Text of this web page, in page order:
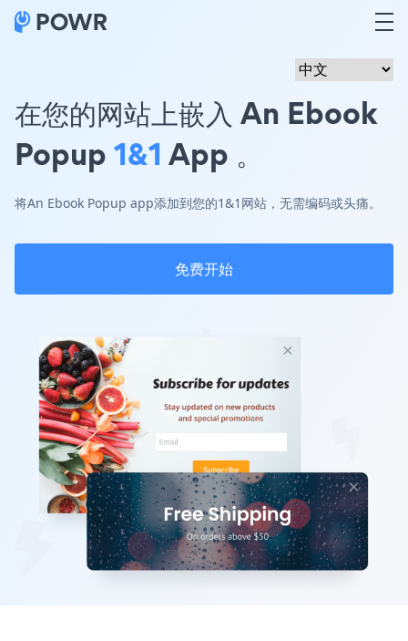
在您的网站上嵌入 An Ebook
Popup1&1 App 。
将An Ebook Popup app添加到您的1&1网站，无需编码或头痛。
免费开始